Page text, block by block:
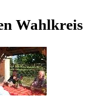
Wahlkreis